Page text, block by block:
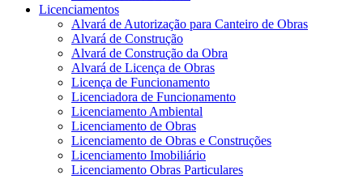
Licenciamentos
Alvará de Autorização para Canteiro de Obras
Alvará de Construção
Alvará de Construção da Obra
Alvará de Licença de Obras
Licença de Funcionamento
Licenciadora de Funcionamento
Licenciamento Ambiental
Licenciamento de Obras
Licenciamento de Obras e Construções
Licenciamento Imobiliário
Licenciamento Obras Particulares